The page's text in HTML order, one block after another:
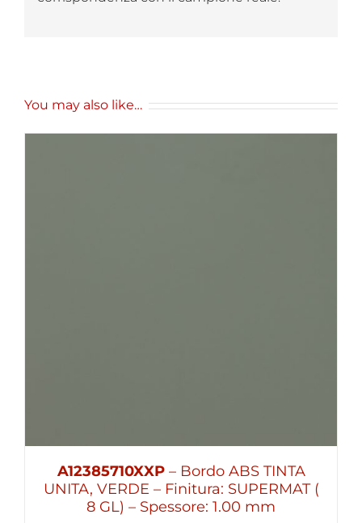
You may also like…
A12385710XXP– Bordo ABS TINTA
UNITA, VERDE – Finitura: SUPERMAT (
8 GL) – Spessore: 1.00 mm